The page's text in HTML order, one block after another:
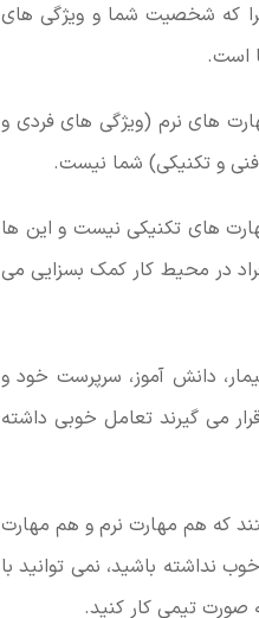
که شخصیت شما و ویژگی های
است.
های نرم (ویژگی های فردی و
و تکنیکی) شما نیست.
های تکنیکی نیست و این ها
در محیط کار کمک بسزایی می
دانش آموز، سرپرست خود و
می گیرند تعامل خوبی داشته
که هم مهارت نرم و هم مهارت
نداشته باشید، نمی توانید با
صورت تیمی کار کنید.